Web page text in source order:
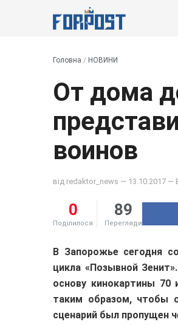
Головна / НОВИНИ
От дома
воинов
від redaktor_news — 13.10.2017 —
0
Поділилося
89
Перегляди
В Запорожье сегодня
цикла «Позывной
основу кинокартины 70
таким образом, чтобы
сценарий был пропущен